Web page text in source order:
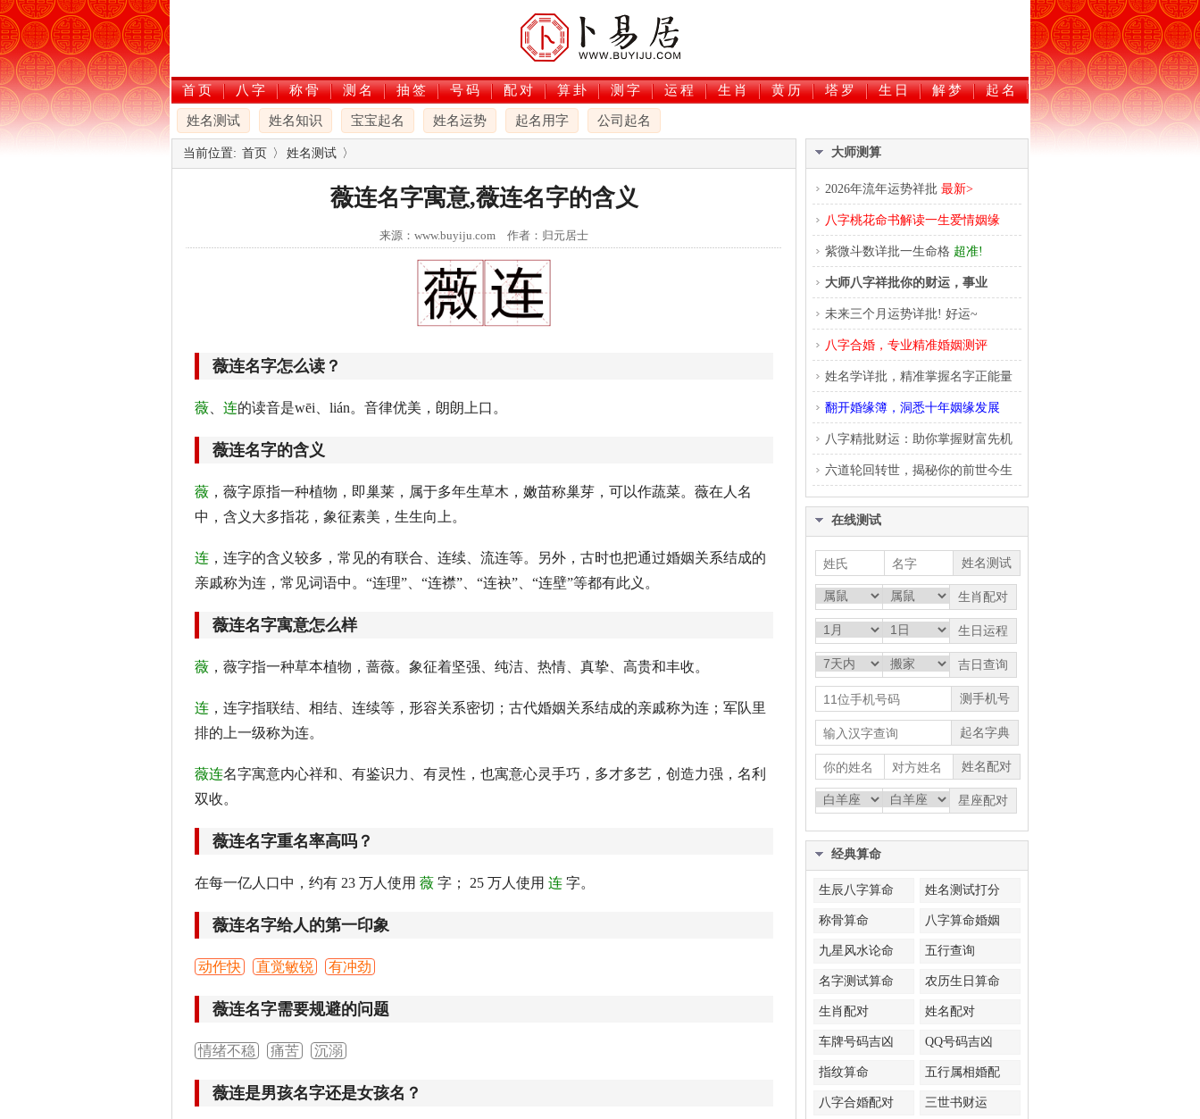
首页 八字 称骨 测名 抽签 号码 配对 算卦 测字 运程 生肖 黄历 塔罗 生日 解梦 起名
姓名测试 姓名知识 宝宝起名 姓名运势 起名用字 公司起名
当前位置: 首页 〉 姓名测试 〉
薇连名字寓意,薇连名字的含义
来源：www.buyiju.com 作者：归元居士
薇连名字怎么读？
薇 连的读音是wēi、lián。音律优美，朗朗上口。
薇连名字的含义
薇 ，薇字原指一种植物，即巢莱，属于多年生草木，嫩苗称巢芽，可以作蔬菜。薇在人名
中，含义大多指花，象征素美，生生向上。
连 ，连字的含义较多，常见的有联合、连续、流连等。另外，古时也把通过婚姻关系结成的
亲戚称为连，常见词语中。“连理”、“连襟”、“连袂”、“连壁”等都有此义。
薇连名字寓意怎么样
薇 ，薇字指一种草本植物，蔷薇。象征着坚强、纯洁、热情、真挚、高贵和丰收。
连 ，连字指联结、相结、连续等，形容关系密切；古代婚姻关系结成的亲戚称为连；军队里
排的上一级称为连。
薇连名字寓意内心祥和、有鉴识力、有灵性，也寓意心灵手巧，多才多艺，创造力强，名利
双收。
薇连名字重名率高吗？
在每一亿人口中，约有 23 万人使用 薇 字； 25 万人使用 连 字。
薇连名字给人的第一印象
动作快 直觉敏锐 有冲劲
薇连名字需要规避的问题
情绪不稳 痛苦 沉溺
薇连是男孩名字还是女孩名？
大师测算
2026年流年运势祥批 最新>
八字桃花命书解读一生爱情姻缘
紫微斗数详批一生命格 超准!
大师八字祥批你的财运，事业
未来三个月运势详批! 好运~
八字合婚，专业精准婚姻测评
姓名学详批，精准掌握名字正能量
翻开婚缘簿，洞悉十年姻缘发展
八字精批财运：助你掌握财富先机
六道轮回转世，揭秘你的前世今生
在线测试
经典算命
生辰八字算命 姓名测试打分
称骨算命 八字算命婚姻
九星风水论命 五行查询
名字测试算命 农历生日算命
生肖配对 姓名配对
车牌号码吉凶 QQ号码吉凶
指纹算命 五行属相婚配
八字合婚配对 三世书财运